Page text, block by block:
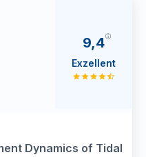
Dynamics of Tidal
9,4
Exzellent